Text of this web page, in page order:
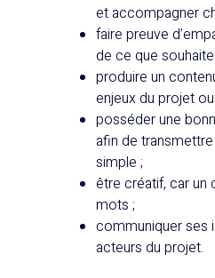
et accompagner
faire preuve
de ce que
produire un
enjeux du projet
posséder une
afin de
simple ;
être créatif, car un
mots ;
communiquer ses
acteurs du projet.